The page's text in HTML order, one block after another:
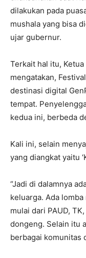
dilakukan pada
mushala yang bisa
ujar gubernur.
Terkait hal itu,
mengatakan,
destinasi digital
tempat.
kedua ini, berbeda
Kali ini, selain
yang diangkat yaitu
“Jadi di dalamnya
keluarga. Ada
mulai dari PAUD,
dongeng. Selain itu
berbagai komunitas